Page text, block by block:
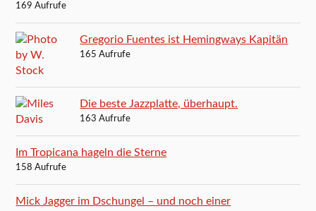
169 Aufrufe
Gregorio Fuentes ist Hemingways Kapitän
165 Aufrufe
Die beste Jazzplatte, überhaupt.
163 Aufrufe
Im Tropicana hageln die Sterne
158 Aufrufe
Mick Jagger im Dschungel – und noch einer